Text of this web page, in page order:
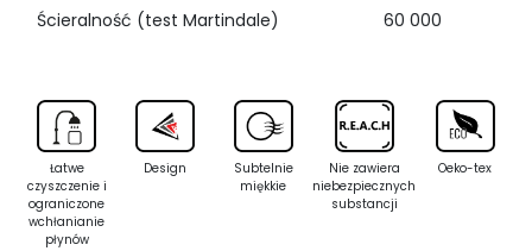
Ścieralność (test Martindale)
60 000
Łatwe
czyszczenie i
ograniczone
wchłanianie
płynów
Design
Subtelnie
miękkie
Nie zawiera
niebezpiecznych
substancji
Oeko-tex